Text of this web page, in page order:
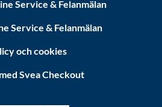
Service & Felanmälan
Service & Felanmälan
och cookies
Svea Checkout